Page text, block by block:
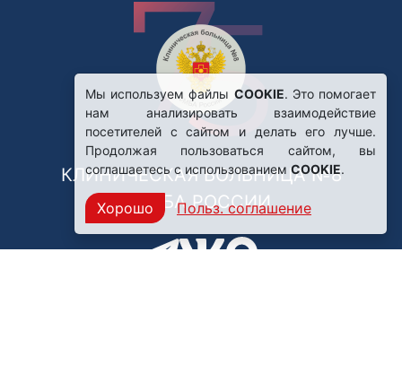
КЛИНИЧЕСКАЯ БОЛЬНИЦА №8
ФМБА РОССИИ
Мы используем файлы COOKIE. Это помогает
нам анализировать взаимодействие
посетителей с сайтом и делать его лучше.
Продолжая пользоваться сайтом, вы
соглашаетесь с использованиемCOOKIE.
Хорошо Польз. соглашение